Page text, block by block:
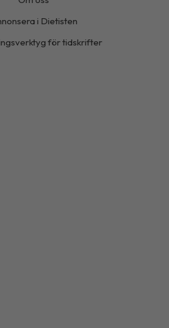
i Dietisten
för tidskrifter